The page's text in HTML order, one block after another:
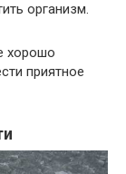
организм.
хорошо
приятное